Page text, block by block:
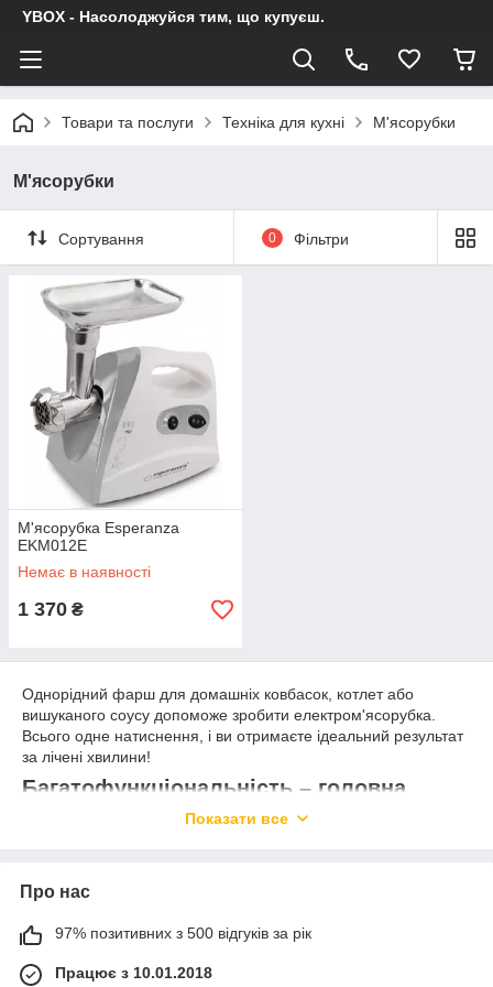
YBOX - Насолоджуйся тим, що купуєш.
Товари та послуги Техніка для кухні М'ясорубки
М'ясорубки
Сортування 0 Фільтри
М'ясорубка Esperanza
EKM012E
Немає в наявності
1 370 ₴
Однорідний фарш для домашніх ковбасок, котлет або
вишуканого соусу допоможе зробити електром'ясорубка.
Всього одне натиснення, і ви отримаєте ідеальний результат
за лічені хвилини!
Багатофункціональність – головна
особливість м'ясорубки електричної
комплектацією! Крім основної опції – подрібнення м'яса і
Соковитискач: насадка електричної м'ясорубки для
цитрусових або спеціальне пристосування для
Показати все
Про нас
97% позитивних з 500 відгуків за рік
Працює з 10.01.2018